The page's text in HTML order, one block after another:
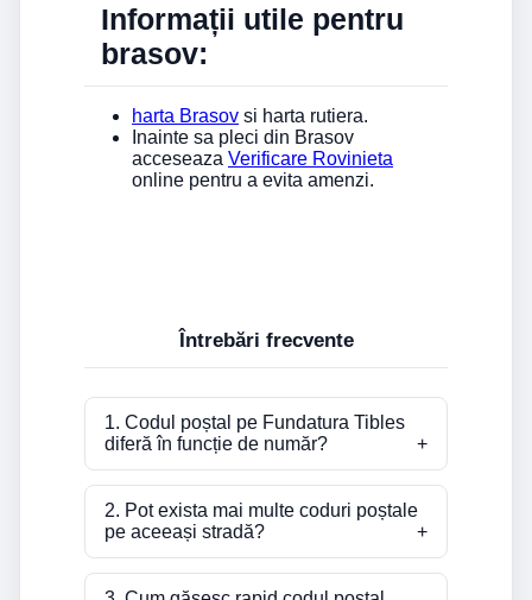
Informații utile pentru
brasov:
harta Brasov si harta rutiera.
Inainte sa pleci din Brasov
acceseaza Verificare Rovinieta
online pentru a evita amenzi.
Întrebări frecvente
1. Codul poștal pe Fundatura Tibles
diferă în funcție de număr?
2. Pot exista mai multe coduri poștale
pe aceeași stradă?